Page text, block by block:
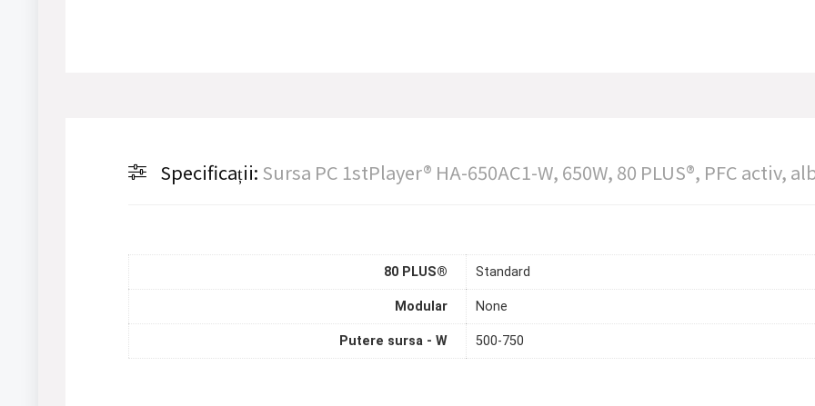
Specificații: Sursa PC 1stPlayer® HA-650AC1-W, 650W, 80 PLUS®, PFC activ,
80 PLUS® Standard
Modular None
Putere sursa - W 500-750